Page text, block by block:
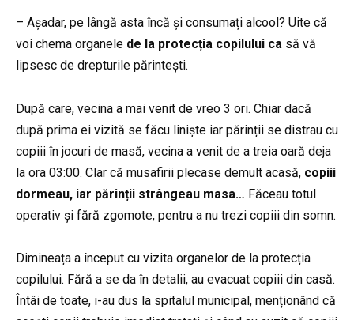
– Așadar, pe lângă asta încă și consumați alcool? Uite că
voi chema organele de la protecția copilului ca să vă
lipsesc de drepturile părintești.
După care, vecina a mai venit de vreo 3 ori. Chiar dacă
după prima ei vizită se făcu liniște iar părinții se distrau cu
copiii în jocuri de masă, vecina a venit de a treia oară deja
la ora 03:00. Clar că musafirii plecase demult acasă, copiii
dormeau, iar părinții strângeau masa… Făceau totul
operativ și fără zgomote, pentru a nu trezi copiii din somn.
Dimineața a început cu vizita organelor de la protecția
copilului. Fără a se da în detalii, au evacuat copiii din casă.
Întâi de toate, i-au dus la spitalul municipal, menționând că